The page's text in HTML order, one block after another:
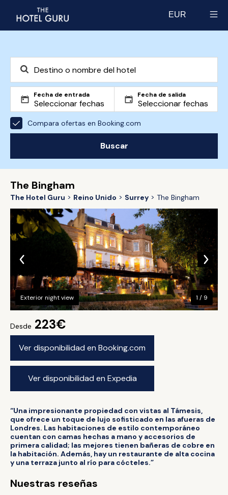
EUR
Fecha de entrada Fecha de salida
Compara ofertas en Booking.com
Buscar
The Bingham
The Hotel Guru Reino Unido Surrey The Bingham
Desde 223€
Ver disponibilidad en Booking.com
Ver disponibilidad en Expedia
Exterior night view 1 / 9
“Una impresionante propiedad con vistas al Támesis,
que ofrece un toque de lujo sofisticado en las afueras de
Londres. Las habitaciones de estilo contemporáneo
cuentan con camas hechas a mano y accesorios de
primera calidad; las mejores tienen bañeras de cobre en
la habitación. Además, hay un restaurante de alta cocina
y una terraza junto al río para cócteles.”
Nuestras reseñas